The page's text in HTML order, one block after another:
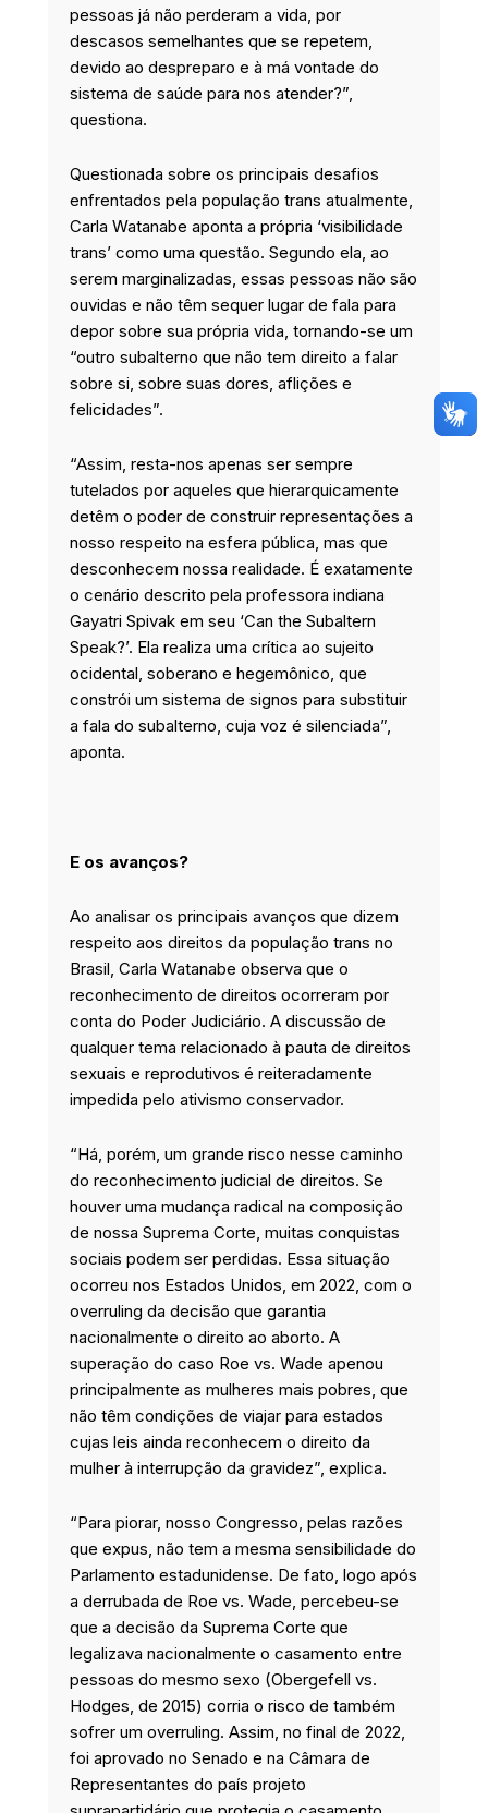
pessoas já não perderam a vida, por
descasos semelhantes que se repetem,
devido ao despreparo e à má vontade do
sistema de saúde para nos atender?”,
questiona.
Questionada sobre os principais desafios
enfrentados pela população trans atualmente,
Carla Watanabe aponta a própria ‘visibilidade
trans’ como uma questão. Segundo ela, ao
serem marginalizadas, essas pessoas não são
ouvidas e não têm sequer lugar de fala para
depor sobre sua própria vida, tornando-se um
“outro subalterno que não tem direito a falar
sobre si, sobre suas dores, aflições e
felicidades”.
“Assim, resta-nos apenas ser sempre
tutelados por aqueles que hierarquicamente
detêm o poder de construir representações a
nosso respeito na esfera pública, mas que
desconhecem nossa realidade. É exatamente
o cenário descrito pela professora indiana
Gayatri Spivak em seu ‘Can the Subaltern
Speak?’. Ela realiza uma crítica ao sujeito
ocidental, soberano e hegemônico, que
constrói um sistema de signos para substituir
a fala do subalterno, cuja voz é silenciada”,
aponta.
E os avanços?
Ao analisar os principais avanços que dizem
respeito aos direitos da população trans no
Brasil, Carla Watanabe observa que o
reconhecimento de direitos ocorreram por
conta do Poder Judiciário. A discussão de
qualquer tema relacionado à pauta de direitos
sexuais e reprodutivos é reiteradamente
impedida pelo ativismo conservador.
“Há, porém, um grande risco nesse caminho
do reconhecimento judicial de direitos. Se
houver uma mudança radical na composição
de nossa Suprema Corte, muitas conquistas
sociais podem ser perdidas. Essa situação
ocorreu nos Estados Unidos, em 2022, com o
overruling da decisão que garantia
nacionalmente o direito ao aborto. A
superação do caso Roe vs. Wade apenou
principalmente as mulheres mais pobres, que
não têm condições de viajar para estados
cujas leis ainda reconhecem o direito da
mulher à interrupção da gravidez”, explica.
“Para piorar, nosso Congresso, pelas razões
que expus, não tem a mesma sensibilidade do
Parlamento estadunidense. De fato, logo após
a derrubada de Roe vs. Wade, percebeu-se
que a decisão da Suprema Corte que
legalizava nacionalmente o casamento entre
pessoas do mesmo sexo (Obergefell vs.
Hodges, de 2015) corria o risco de também
sofrer um overruling. Assim, no final de 2022,
foi aprovado no Senado e na Câmara de
Representantes do país projeto